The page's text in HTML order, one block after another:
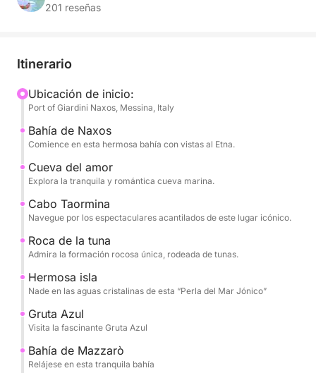
descubres lugares pintorescos como la Grotta
A lo largo del día, disfrutarás de frutas de
escuchas tu música favorita a través del sistema de
sonido del barco. El capitán y la tripulación
profesionales te garantizarán un viaje tranquilo y
seguro, permitiéndote desconectar por completo.
El tour incluye:
- Cabo Taormina
- Isla Bella
- Gruta Azzurra
- Bahía de Mazzaró
- Bahía delle Sirene
Parada opcional en un restaurante: experimente la
201 reseñas
Itinerario
Ubicación de inicio:
Port of Giardini Naxos, Messina, Italy
Bahía de Naxos
Comience en esta hermosa bahía con vistas al Etna.
Cueva del amor
Explora la tranquila y romántica cueva marina.
Cabo Taormina
Navegue por los espectaculares acantilados de este lugar icónico.
Roca de la tuna
Admira la formación rocosa única, rodeada de tunas.
Hermosa isla
Nade en las aguas cristalinas de esta “Perla del Mar Jónico”
Gruta Azul
Visita la fascinante Gruta Azul
Bahía de Mazzarò
Relájese en esta tranquila bahía